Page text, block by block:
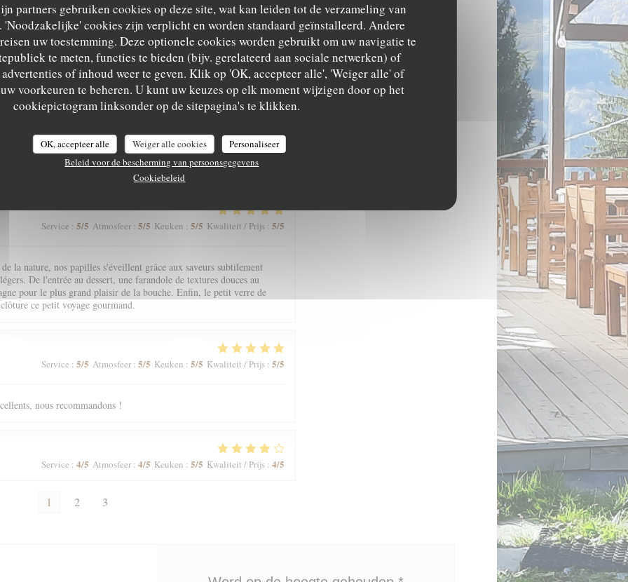
partners gebruiken cookies op deze site, wat kan leiden tot de verzameling van
'Noodzakelijke' cookies zijn verplicht en worden standaard geïnstalleerd. Andere
uw toestemming. Deze optionele cookies worden gebruikt om uw navigatie te
te meten, functies te bieden (bijv. gerelateerd aan sociale netwerken) of
of inhoud weer te geven. Klik op 'OK, accepteer alle', 'Weiger alle' of
voorkeuren te beheren. U kunt uw keuzes op elk moment wijzigen door op het
cookiepictogram linksonder op de sitepagina's te klikken.
OK, accepteer alle Weiger alle cookies
Personaliseer
Beleid voor de bescherming van persoonsgegevens
Cookiebeleid
carte qui nous régale toujours. Une mention spéciale aux pâtisseries qui
Service Atmosfeer 5/5 Keuken 5 /5 Kwaliteit / Prijs : 4 /5
nature avec une magnifique vue, l’Aigle Blanche vous offre une
et pièce de vieux fondante par exemple). Service agréable. Et petite
à la fin, à goûter impérativement !
Service : 5/5 Atmosfeer: 5/5 Keuken : 5/5 Kwaliteit / Prijs: 5/5
la nature, nos papilles s'éveillent grâce aux saveurs subtilement
De l'entrée au dessert, une farandole de textures douces au
pour le plus grand plaisir de la bouche. Enfin, le petit verre de
ce petit voyage gourmand.
Service : 5/5 Atmosfeer: 5/5 Keuken : 5/5 Kwaliteit / Prijs: 5/5
nous recommandons !
Service : 4/5 Atmosfeer: 4/5 Keuken : 5/5 Kwaliteit / Prijs: 4/5
1 2 3